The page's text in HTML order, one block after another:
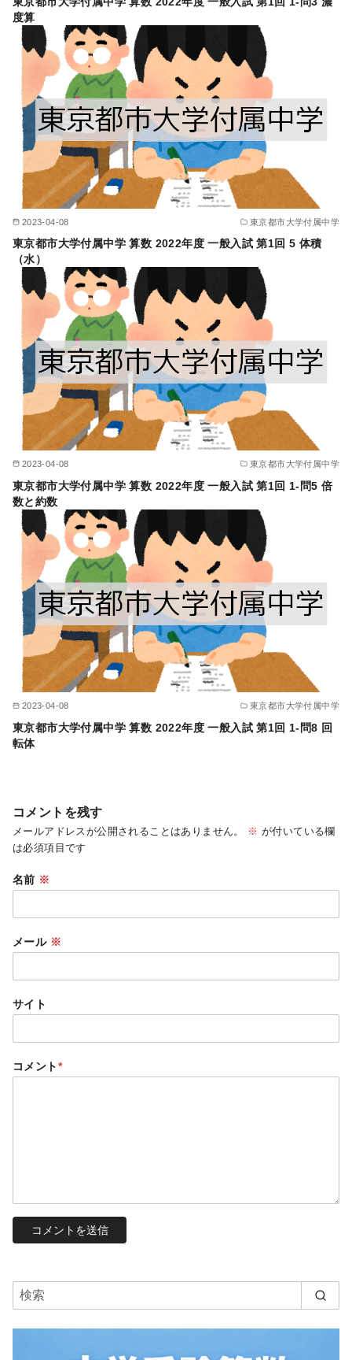
度算
2023-04-08 東京都市大学付属中学
東京都市大学付属中学 算数 2022年度 一般入試 第1回 5 体積
（水）
2023-04-08 東京都市大学付属中学
東京都市大学付属中学 算数 2022年度 一般入試 第1回 1-問5 倍
数と約数
2023-04-08 東京都市大学付属中学
東京都市大学付属中学 算数 2022年度 一般入試 第1回 1-問8 回
転体
コメントを残す
メールアドレスが公開されることはありません。 ※ が付いている欄
は必須項目です
名前 ※
メール ※
サイト
コメント*